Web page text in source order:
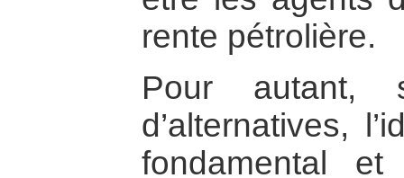
rente pétrolière.
Pour autant,
d’alternatives,
fondamental